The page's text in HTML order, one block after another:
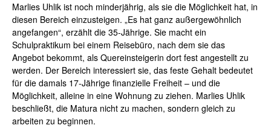
Marlies Uhlik ist noch minderjährig, als sie die Möglichkeit hat, in
diesen Bereich einzusteigen. „Es hat ganz außergewöhnlich
angefangen“, erzählt die 35-Jährige. Sie macht ein
Schulpraktikum bei einem Reisebüro, nach dem sie das
Angebot bekommt, als Quereinsteigerin dort fest angestellt zu
werden. Der Bereich interessiert sie, das feste Gehalt bedeutet
für die damals 17-Jährige finanzielle Freiheit – und die
Möglichkeit, alleine in eine Wohnung zu ziehen. Marlies Uhlik
beschließt, die Matura nicht zu machen, sondern gleich zu
arbeiten zu beginnen.